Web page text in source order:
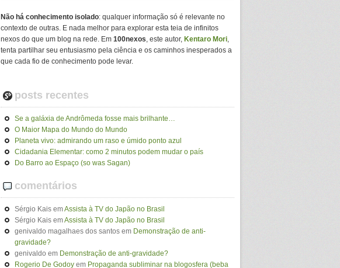
Não há conhecimento isolado: qualquer informação só é relevante no
contexto de outras. E nada melhor para explorar esta teia de infinitos
nexos do que um blog na rede. Em 100nexos, este autor, Kentaro Mori,
tenta partilhar seu entusiasmo pela ciência e os caminhos inesperados a
que cada fio de conhecimento pode levar.
posts recentes
Se a galáxia de Andrômeda fosse mais brilhante…
O Maior Mapa do Mundo do Mundo
Planeta vivo: admirando um raso e úmido ponto azul
Cidadania Elementar: como 2 minutos podem mudar o país
Do Barro ao Espaço (so was Sagan)
comentários
Sérgio Kais emAssista à TV do Japão no Brasil
Sérgio Kais emAssista à TV do Japão no Brasil
genivaldo magalhaes dos santos em Demonstração de anti-
gravidade?
genivaldo em Demonstração de anti-gravidade?
Rogerio De Godoy em Propaganda subliminar na blogosfera (beba